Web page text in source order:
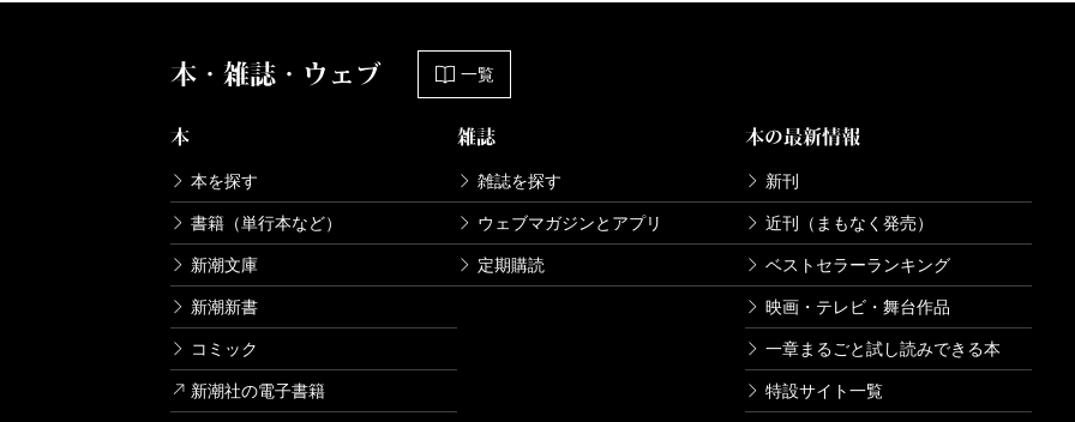
本・雑誌・ウェブ 一覧
本
本を探す
書籍（単行本など）
新潮文庫
新潮新書
コミック
新潮社の電子書籍
雑誌
雑誌を探す
ウェブマガジンとアプリ
定期購読
本の最新情報
新刊
近刊（まもなく発売）
ベストセラーランキング
映画・テレビ・舞台作品
一章まるごと試し読みできる本
特設サイト一覧